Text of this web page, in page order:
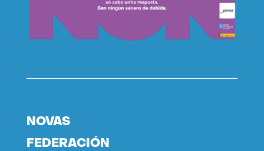
NOVAS
FEDERACIÓN